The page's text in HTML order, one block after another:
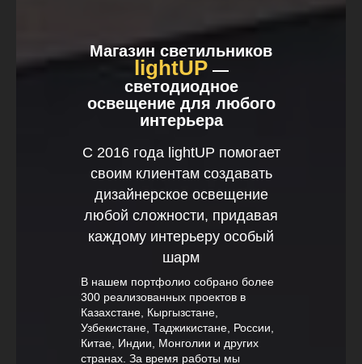
Магазин светильников
lightUP—
светодиодное
освещение для любого
интерьера
С 2016 года lightUP помогает
своим клиентам создавать
дизайнерское освещение
любой сложности, придавая
каждому интерьеру особый
шарм
В нашем портфолио собрано более
300 реализованных проектов в
Казахстане, Кыргызстане,
Узбекистане, Таджикистане, России,
Китае, Индии, Монголии и других
странах. За время работы мы